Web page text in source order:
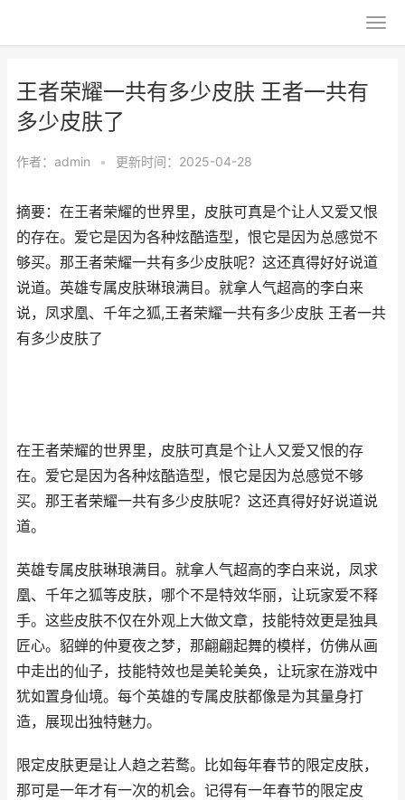
王者荣耀一共有多少皮肤 王者一共有
多少皮肤了
作者： admin • 更新时间：2025-04-28
摘要：在王者荣耀的世界里，皮肤可真是个让人又爱又恨
的存在。爱它是因为各种炫酷造型，恨它是因为总感觉不
够买。那王者荣耀一共有多少皮肤呢？这还真得好好说道
说道。英雄专属皮肤琳琅满目。就拿人气超高的李白来
说，凤求凰、千年之狐,王者荣耀一共有多少皮肤 王者一共
有多少皮肤了
在王者荣耀的世界里，皮肤可真是个让人又爱又恨的存
在。爱它是因为各种炫酷造型，恨它是因为总感觉不够
买。那王者荣耀一共有多少皮肤呢？这还真得好好说道说
道。
英雄专属皮肤琳琅满目。就拿人气超高的李白来说，凤求
凰、千年之狐等皮肤，哪个不是特效华丽，让玩家爱不释
手。这些皮肤不仅在外观上大做文章，技能特效更是独具
匠心。貂蝉的仲夏夜之梦，那翩翩起舞的模样，仿佛从画
中走出的仙子，技能特效也是美轮美奂，让玩家在游戏中
犹如置身仙境。每个英雄的专属皮肤都像是为其量身打
造，展现出独特魅力。
限定皮肤更是让人趋之若鹜。比如每年春节的限定皮肤，
那可是一年才有一次的机会。记得有一年春节的限定皮